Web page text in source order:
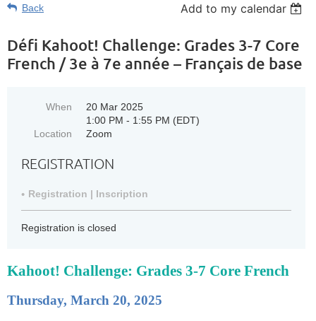
Back Add to my calendar
Défi Kahoot! Challenge: Grades 3-7 Core
French / 3e à 7e année – Français de base
When
20 Mar 2025
1:00 PM - 1:55 PM (EDT)
Location
Zoom
REGISTRATION
Registration | Inscription
Registration is closed
Kahoot! Challenge: Grades 3-7 Core French
Thursday, March 20, 2025